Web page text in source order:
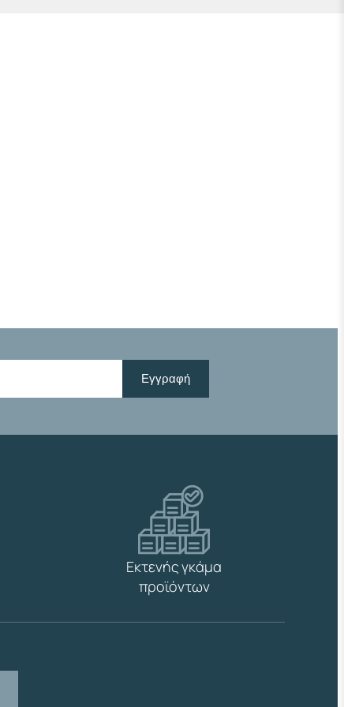
Εγγραφή
Εκτενής γκάμα
προϊόντων